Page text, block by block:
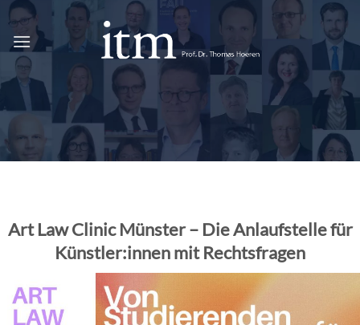
Zum
springen
Art Law Clinic Münster – Die Anlaufstelle für
Künstler:innen mit Rechtsfragen